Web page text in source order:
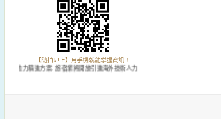
【隨拍即上】用手機就能掌握資訊！
勞動力精進方案. 旅宿業將開放引進海外技術人力